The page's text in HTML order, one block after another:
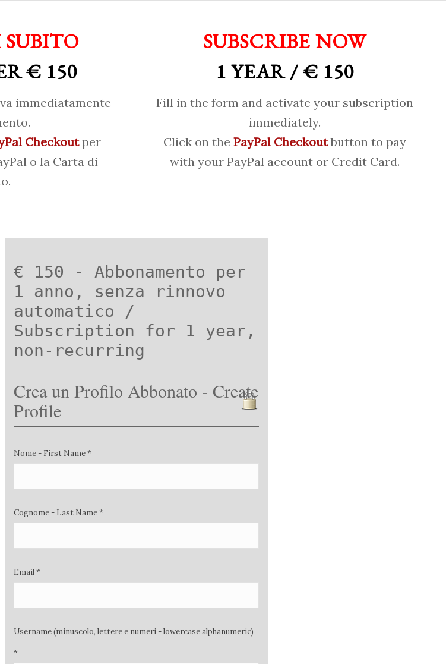
€ 150
immediatamente
Checkoutper
o la Carta di
SUBSCRIBE NOW
1 YEAR / € 150
Fill in the form and activate your subscription
immediately.
Click on the PayPal Checkoutbutton to pay
with your PayPal account or Credit Card.
€ 150 - Abbonamento per
1 anno, senza rinnovo
automatico /
Subscription for 1 year,
non-recurring
Crea un Profilo Abbonato - Create
Profile
Nome - First Name *
Cognome - Last Name *
Email *
Username (minuscolo, lettere e numeri - lowercase alphanumeric)
*